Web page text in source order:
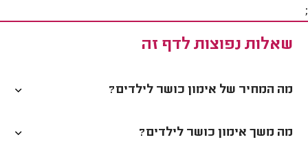
;
שאלות נפוצות לדף זה
מה המחיר של אימון כושר לילדים?
מה משך אימון כושר לילדים?